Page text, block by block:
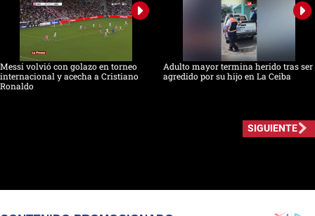
Messi volvió con golazo en torneo
internacional y acecha a Cristiano
Ronaldo
Adulto mayor termina herido tras ser
agredido por su hijo en La Ceiba
SIGUIENTE